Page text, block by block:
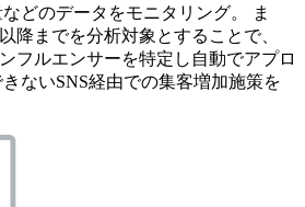
どのデータをモニタリング。 ま
降までを分析対象とすることで、
フルエンサーを特定し自動でアプロ
ないSNS経由での集客増加施策を